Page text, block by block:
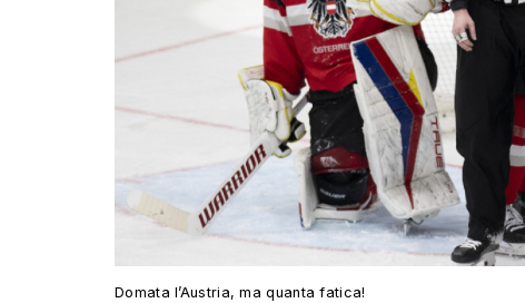
Domata l’Austria, ma quanta fatica!